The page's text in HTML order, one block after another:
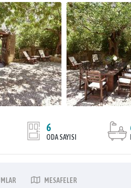
6
ODA SAYISI
MESAFELER